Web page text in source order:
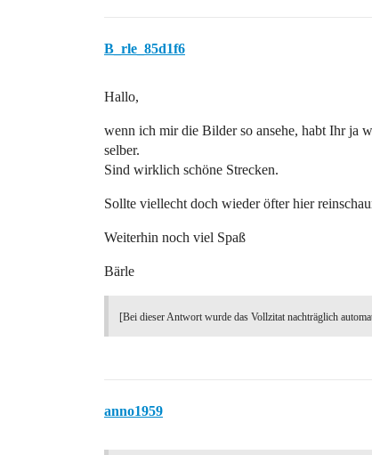
B_rle_85d1f6
Hallo,
wenn ich mir die Bilder so ansehe, habt Ihr ja
selber.
Sind wirklich schöne Strecken.
Sollte viellecht doch wieder öfter hier
Weiterhin noch viel Spaß
Bärle
[Bei dieser Antwort wurde das Vollzitat nachträglich
anno1959